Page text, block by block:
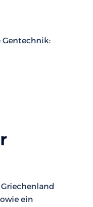
Gentechnik:
ein